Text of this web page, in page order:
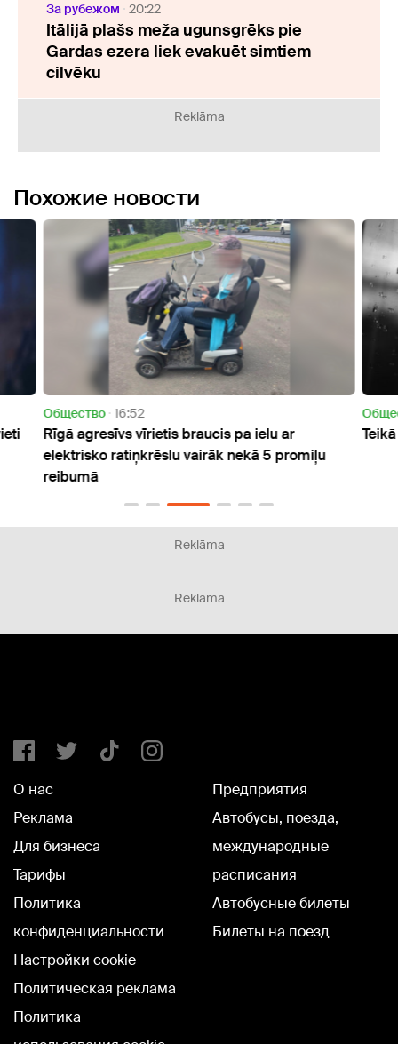
За рубежом 20:22
Itālijā plašs meža ugunsgrēks pie
Gardas ezera liek evakuēt simtiem
cilvēku
Reklāma
Похожие новости
Oбщество 16:52
Rīgā agresīvs vīrietis braucis pa ielu ar
elektrisko ratiņkrēslu vairāk nekā 5 promiļu
reibumā
Reklāma
Reklāma
О нас
Реклама
Для бизнеса
Тарифы
Политика
конфиденциальности
Настройки cookie
Политическая реклама
Политика
Предприятия
Автобусы, поезда,
международные
расписания
Автобусные билеты
Билеты на поезд